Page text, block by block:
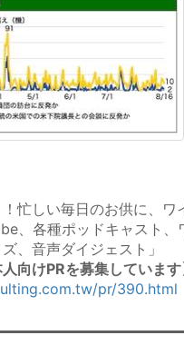
忙しい毎日のお供に、
、各種ポッドキャスト、
、音声ダイジェスト」
向けPRを募集しています
pr/390.html